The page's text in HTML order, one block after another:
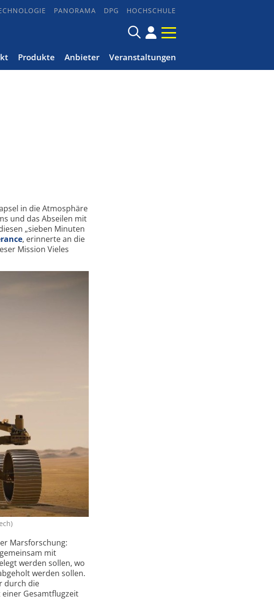
PANORAMA DPG HOCHSCHULE
Produkte Anbieter Veranstaltungen
in die Atmosphäre
und das Abseilen mit
„sieben Minuten
, erinnerte an die
Mission Vieles
Marsforschung:
mit
werden sollen, wo
werden sollen.
durch die
Gesamt­flugzeit